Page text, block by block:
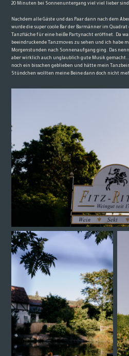
20 Minuten bei Sonnenuntergang viel viel lieber
Nachdem alle Gäste und das Paar dann nach dem
wurde die super coole Bar der Barmänner im
Tanzfläche für eine heiße Partynacht eröffnet. Da
beeindruckende Tanzmoves zu sehen und ich habe
Morgenstunden nach Sonnenaufgang ging. Das
aber wirklich auch unglaublich gute Musik
noch ein bisschen geblieben und hätte mein
Stündchen wollten meine Beine dann doch nicht